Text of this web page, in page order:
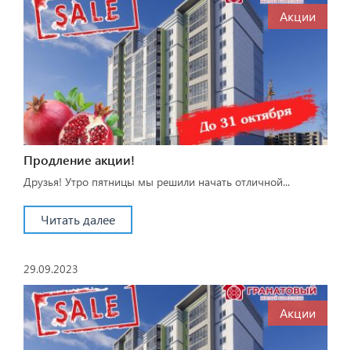
Акции
Продление акции!
Друзья! Утро пятницы мы решили начать отличной...
Читать далее
29.09.2023
Акции